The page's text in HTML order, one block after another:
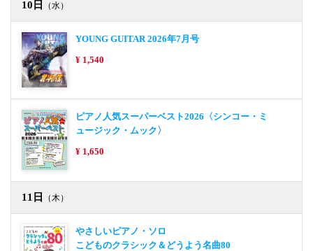
10日 （水）
YOUNG GUITAR 2026年7月号
¥ 1,540
ピアノ人気スーパーベスト2026〈シンコー・ミ
ュージック・ムック〉
¥ 1,650
11日 （木）
やさしいピアノ・ソロ
こどものクラシック＆どうよう名曲80